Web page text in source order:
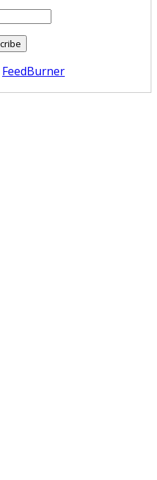
FeedBurner